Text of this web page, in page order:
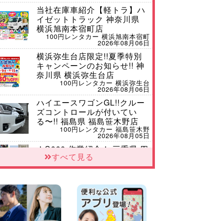
当社在庫車紹介【軽トラ】ハ
イゼットトラック 神奈川県
横浜旭南本宿町店
100円レンタカー 横浜旭南本宿町
2026年08月06日
横浜弥生台店限定!!夏季特別
キャンペーンのお知らせ!! 神
奈川県 横浜弥生台店
100円レンタカー 横浜弥生台
2026年08月06日
ハイエースワゴンGL!!クルー
ズコントロールが付いてい
る〜!! 福島県 福島笹木野店
100円レンタカー 福島笹木野
2026年08月05日
★S660 作業紹介★ 三重県 四
日市インター店
100円レンタカー 四日市インター
佐渡空港店はお盆も休まず営
業中&#8252; 新潟県 佐渡空港
店
100円レンタカー 佐渡空港
2026年08月05日
すべて見る